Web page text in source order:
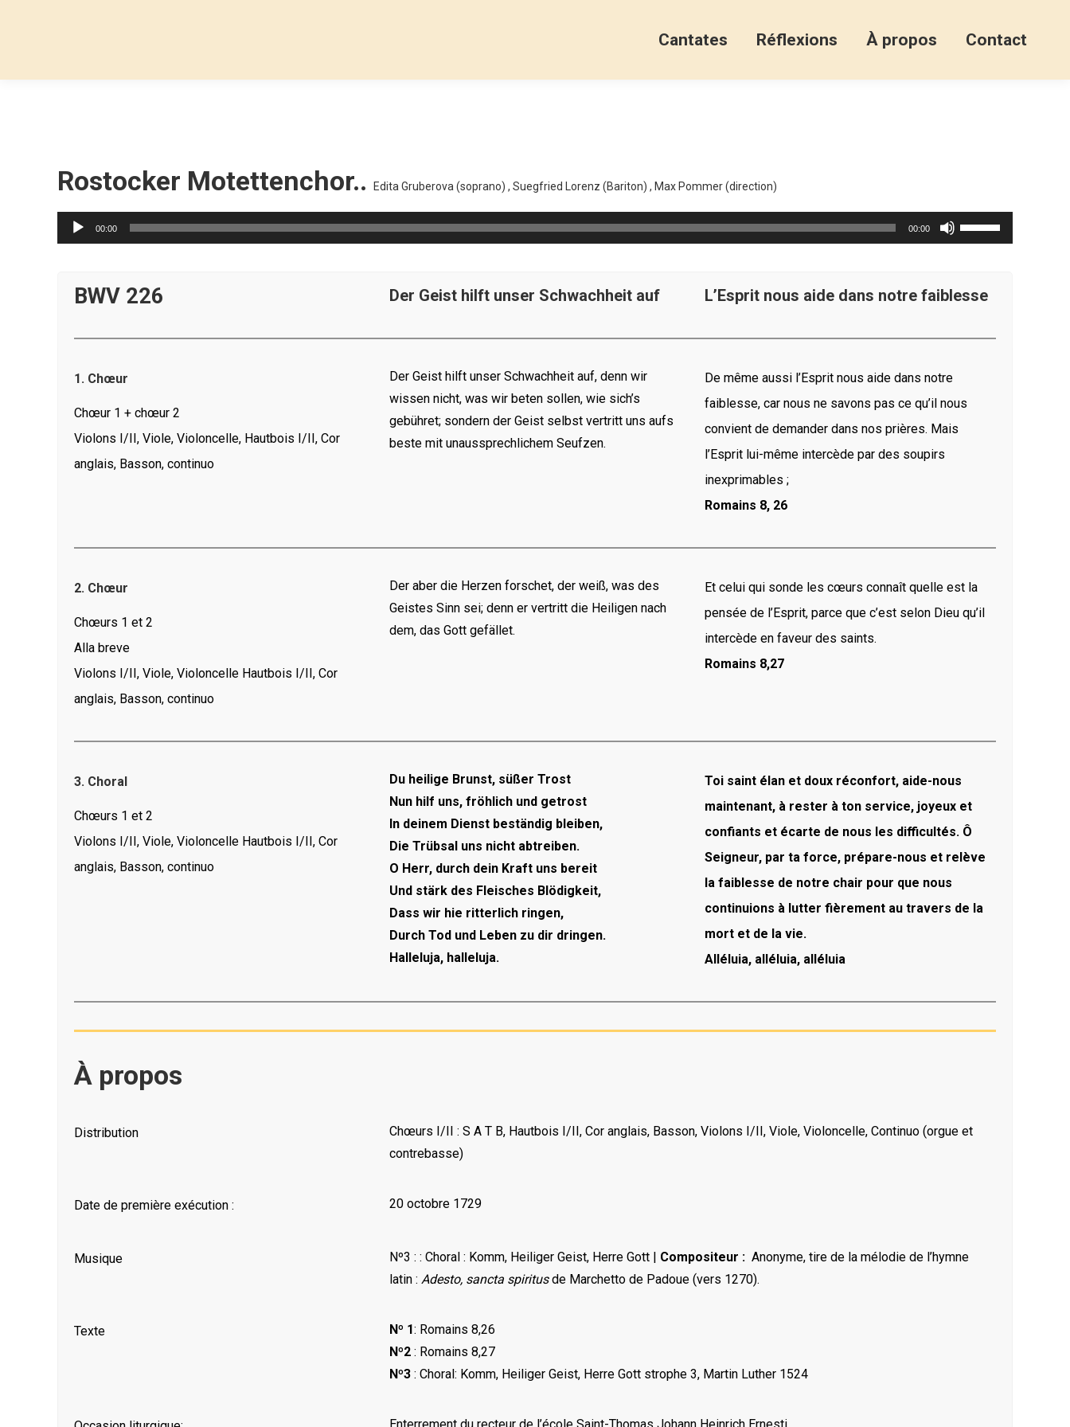
Cantates Réflexions À propos Contact
Rostocker Motettenchor.. Edita Gruberova (soprano) , Suegfried Lorenz (Bariton) , Max Pommer (direction)
Lecteur
audio
00:00 00:00
Utilisez
les
le
BWV 226 Der Geist hilft unser Schwachheit auf L’Esprit nous aide dans notre faiblesse
1. Chœur
Chœur 1 + chœur 2
Violons I/II, Viole, Violoncelle, Hautbois I/II, Cor
anglais, Basson, continuo
Der Geist hilft unser Schwachheit auf, denn wir
wissen nicht, was wir beten sollen, wie sich’s
gebühret; sondern der Geist selbst vertritt uns aufs
beste mit unaussprechlichem Seufzen.
De même aussi l’Esprit nous aide dans notre
faiblesse, car nous ne savons pas ce qu’il nous
convient de demander dans nos prières. Mais
l’Esprit lui-même intercède par des soupirs
inexprimables ;
Romains 8, 26
2. Chœur
Chœurs 1 et 2
Alla breve
Violons I/II, Viole, Violoncelle Hautbois I/II, Cor
anglais, Basson, continuo
Der aber die Herzen forschet, der weiß, was des
Geistes Sinn sei; denn er vertritt die Heiligen nach
dem, das Gott gefället.
Et celui qui sonde les cœurs connaît quelle est la
pensée de l’Esprit, parce que c’est selon Dieu qu’il
intercède en faveur des saints.
Romains 8,27
3. Choral
Chœurs 1 et 2
Violons I/II, Viole, Violoncelle Hautbois I/II, Cor
anglais, Basson, continuo
Du heilige Brunst, süßer Trost
Nun hilf uns, fröhlich und getrost
In deinem Dienst beständig bleiben,
Die Trübsal uns nicht abtreiben.
O Herr, durch dein Kraft uns bereit
Und stärk des Fleisches Blödigkeit,
Dass wir hie ritterlich ringen,
Durch Tod und Leben zu dir dringen.
Halleluja, halleluja.
Toi saint élan et doux réconfort, aide-nous
maintenant, à rester à ton service, joyeux et
confiants et écarte de nous les difficultés. Ô
Seigneur, par ta force, prépare-nous et relève
la faiblesse de notre chair pour que nous
continuions à lutter fièrement au travers de la
mort et de la vie.
Alléluia, alléluia, alléluia
À propos
Distribution
Chœurs I/II : S A T B, Hautbois I/II, Cor anglais, Basson, Violons I/II, Viole, Violoncelle, Continuo (orgue et
contrebasse)
Date de première exécution : 20 octobre 1729
Musique Nº3 : : Choral : Komm, Heiliger Geist, Herre Gott | Compositeur : Anonyme, tire de la mélodie de l’hymne
latin : Adesto, sancta spiritusde Marchetto de Padoue (vers 1270).
Texte Nº 1: Romains 8,26
Nº2 : Romains 8,27
Nº3 : Choral: Komm, Heiliger Geist, Herre Gott strophe 3, Martin Luther 1524